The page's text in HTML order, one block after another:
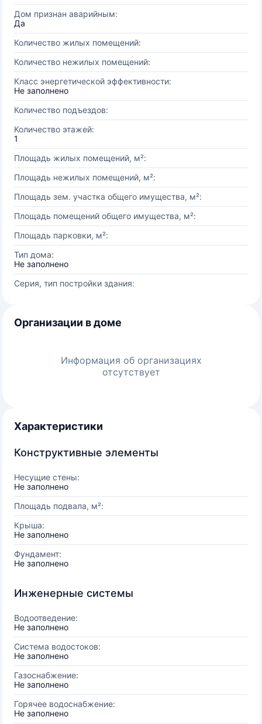
Дом признан аварийным:
Да
Количество жилых помещений:
Количество нежилых помещений:
Класс энергетической эффективности:
Не заполнено
Количество подъездов:
Количество этажей:
1
Площадь жилых помещений, м²:
Площадь нежилых помещений, м²:
Площадь зем. участка общего имущества, м²:
Площадь помещений общего имущества, м²:
Площадь парковки, м²:
Тип дома:
Не заполнено
Серия, тип постройки здания:
Организации в доме
Информация об организациях
отсутствует
Характеристики
Конструктивные элементы
Несущие стены:
Не заполнено
Площадь подвала, м²:
Крыша:
Не заполнено
Фундамент:
Не заполнено
Инженерные системы
Водоотведение:
Не заполнено
Система водостоков:
Не заполнено
Газоснабжение:
Не заполнено
Горячее водоснабжение:
Не заполнено